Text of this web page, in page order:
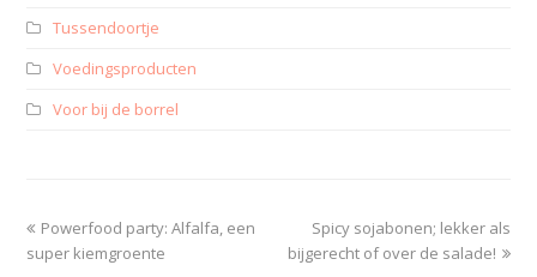
Tussendoortje
Voedingsproducten
Voor bij de borrel
Powerfood party: Alfalfa, een
super kiemgroente
Spicy sojabonen; lekker als
bijgerecht of over de salade!